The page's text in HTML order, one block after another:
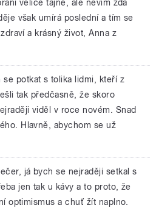
velice tajné, ale nevím zda
však umírá poslední a tím se
a krásný život, Anna z
se potkat s tolika lidmi, kteří z
tak předčasně, že skoro
viděl v roce novém. Snad
Hlavně, abychom se už
já bych se nejraději setkal s
jen tak u kávy a to proto, že
optimismus a chuť žít naplno.